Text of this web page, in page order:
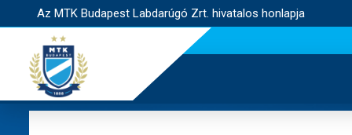
Az MTK Budapest Labdarúgó Zrt. hivatalos honlapja